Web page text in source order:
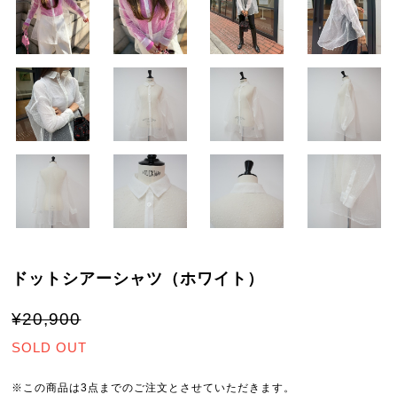
ドットシアーシャツ（ホワイト）
¥20,900
SOLD OUT
※この商品は3点までのご注文とさせていただきます。